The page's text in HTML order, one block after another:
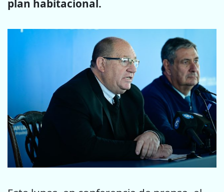
plan habitacional.